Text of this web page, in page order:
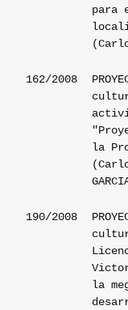
para
162/2008
la
190/2008
la